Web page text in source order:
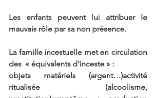
Les enfants peuvent lui attribuer le
mauvais rôle par sa non présence.
La famille incestuelle met en circulation
des  « équivalents d’inceste » :
objets matériels (argent…)activité
ritualisée (alcoolisme,